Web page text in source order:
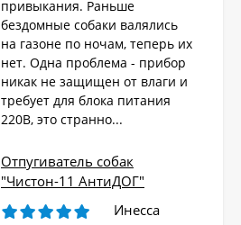
привыкания. Раньше
бездомные собаки валялись
на газоне по ночам, теперь их
нет. Одна проблема - прибор
никак не защищен от влаги и
требует для блока питания
220В, это странно...
Отпугиватель собак
"Чистон-11 АнтиДОГ"
Инесса
Стационарный
отпугиватель животных
«AR-2403 Solar»
4 570₽
Ультразвуковой
отпугиватель собак,
кошек, лис, кроликов
Garden Protector 3"
8 690 ₽